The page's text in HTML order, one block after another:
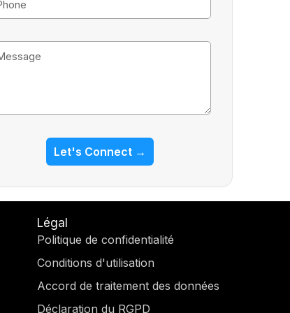
Let's Connect →
Légal
Politique de confidentialité
Conditions d'utilisation
Accord de traitement des données
Déclaration du RGPD